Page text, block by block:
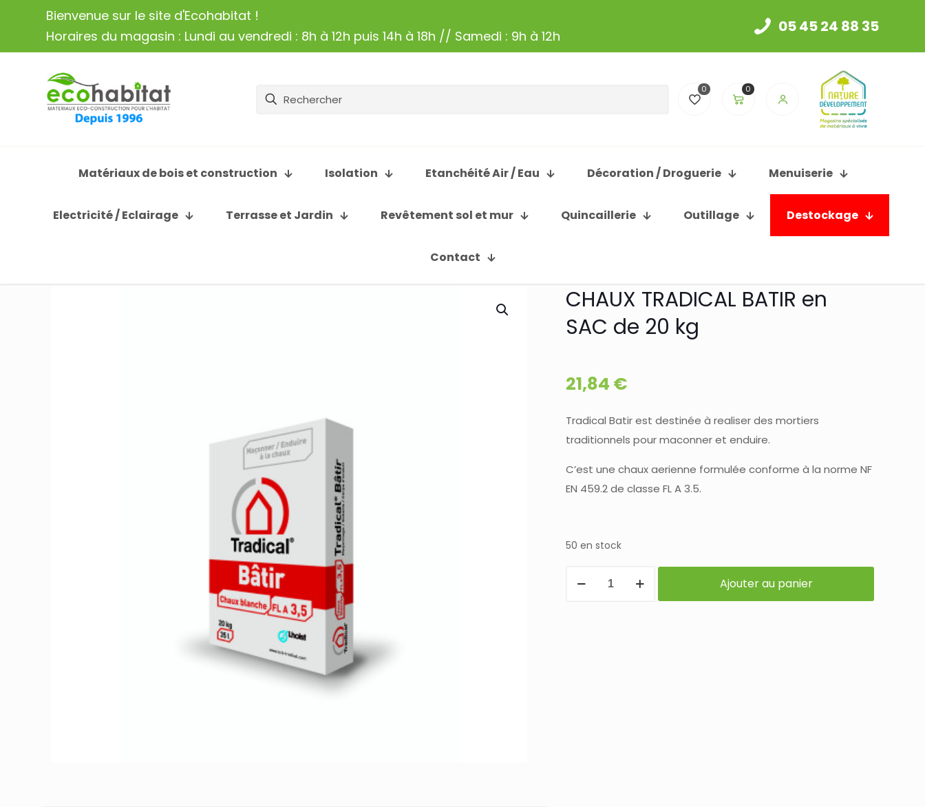
Bienvenue sur le site d'Ecohabitat !
Horaires du magasin : Lundi au vendredi : 8h à 12h puis 14h à 18h // Samedi : 9h à 12h
05 45 24 88 35
0 0
Matériaux de bois et construction Isolation Etanchéité Air / Eau Décoration / Droguerie Menuiserie
Electricité / Eclairage Terrasse et Jardin Revêtement sol et mur Quincaillerie Outillage Destockage
Contact
CHAUX TRADICAL BATIR en
SAC de 20 kg
21,84 €
Tradical Batir est destinée à realiser des mortiers
traditionnels pour maconner et enduire.
C’est une chaux aerienne formulée conforme à la norme NF
EN 459.2 de classe FL A 3.5.
50 en stock
Ajouter au panier